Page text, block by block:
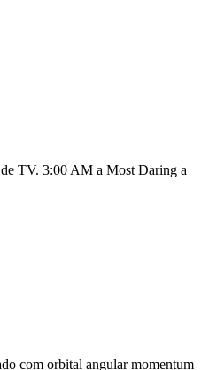
TV. 3:00 AM a Most Daring a
com orbital angular momentum